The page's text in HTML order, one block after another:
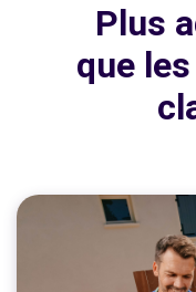
Plus
que